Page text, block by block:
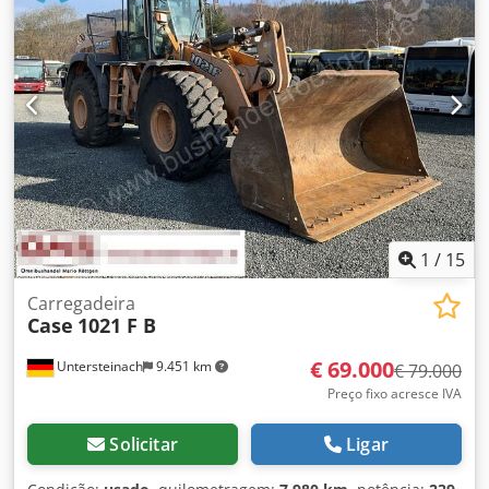
1 / 15
Untersteinach 9.451 km
Carregadeira
Case 1021 F B
€ 69.000€ 79.000
Preço fixo acresce IVA
Solicitar Ligar